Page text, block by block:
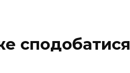
сподобатися